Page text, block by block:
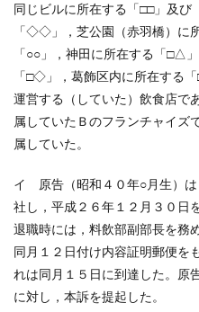
同じビルに所在する「□□」及
「◇◇」，芝公園（赤羽橋）に
「○○」，神田に所在する「□△
「□◇」，葛飾区内に所在する
運営する（していた）飲食店で
属していたＢのフランチャイ
属していた。
イ 原告（昭和４０年○月生）は
社し，平成２６年１２月３０日
退職時には，料飲部副部長を務
同月１２日付け内容証明郵便を
れは同月１５日に到達した。原
に対し，本訴を提起した。